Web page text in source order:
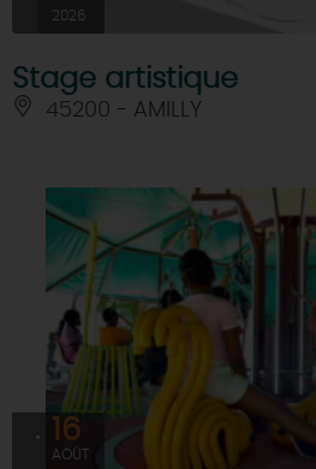
2026
Stage artistique
45200 - AMILLY
16
AOÛT